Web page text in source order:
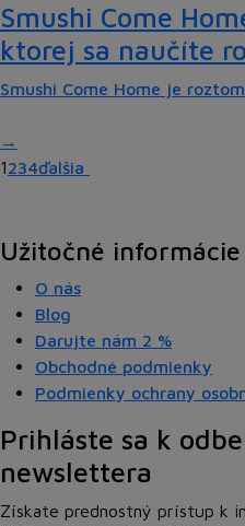
Smushi Come
ktorej sa naučíte
Smushi Come Home je
1234ďalšia
Užitočné informácie
O nás
Blog
Darujte nám 2 %
Obchodné podmienky
Podmienky ochrany
Prihláste sa k
newslettera
Získate prednostný prístup k